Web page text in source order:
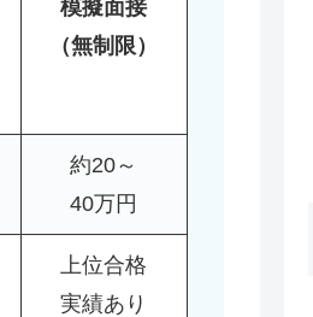
模擬面接
（無制限）
約20～
40万円
上位合格
実績あり